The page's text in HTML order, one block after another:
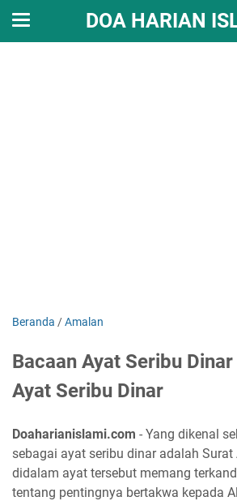
DOA HARIAN
Beranda /Amalan
Bacaan Ayat Seribu
Ayat Seribu Dinar
Doaharianislami.com - Yang dikenal
sebagai ayat seribu dinar adalah Surat
didalam ayat tersebut memang
tentang pentingnya bertakwa kepada